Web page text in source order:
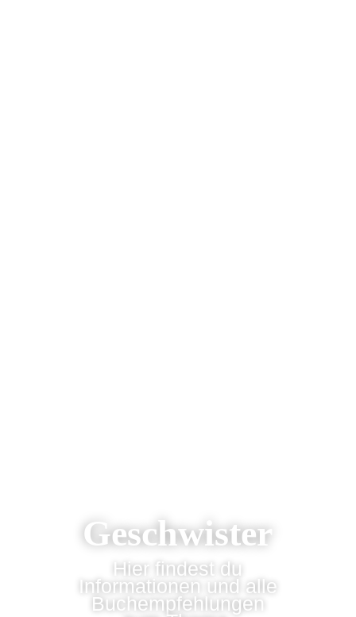
Geschwister
Hier findest du
Informationen und alle
Buchempfehlungen